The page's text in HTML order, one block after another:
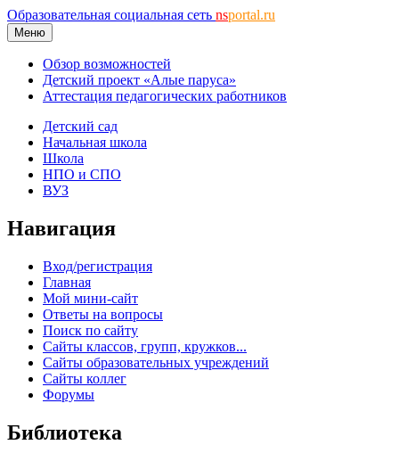
Образовательная социальная сеть nsportal.ru
Меню
Обзор возможностей
Детский проект «Алые паруса»
Аттестация педагогических работников
Детский сад
Начальная школа
Школа
НПО и СПО
ВУЗ
Навигация
Вход/регистрация
Главная
Мой мини-сайт
Ответы на вопросы
Поиск по сайту
Сайты классов, групп, кружков...
Сайты образовательных учреждений
Сайты коллег
Форумы
Библиотека